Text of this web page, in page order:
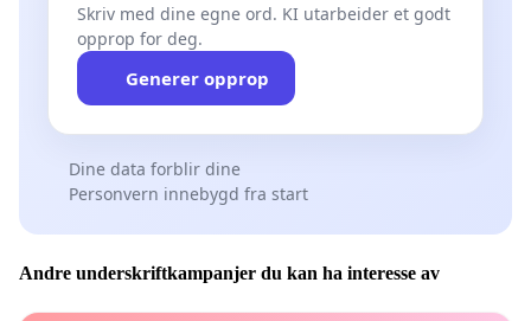
Skriv med dine egne ord. KI utarbeider et godt
opprop for deg.
Generer opprop
Dine data forblir dine
Personvern innebygd fra start
Andre underskriftkampanjer du kan ha interesse av